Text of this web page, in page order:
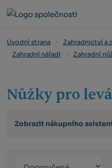
Úvodní strana
Zahradnictví a
Zahradní nářadí
Zahradní
Nůžky pro
Zobrazit nákupního